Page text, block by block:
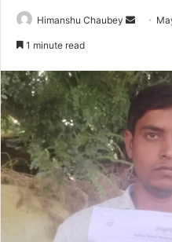
Himanshu Chaubey
1 minute read